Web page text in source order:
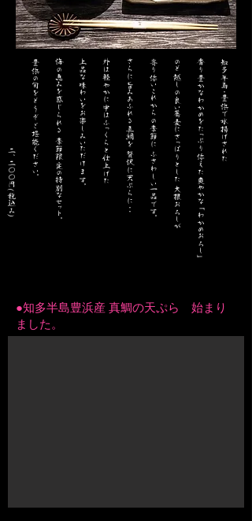
知多半島・豊浜で水揚げされた
香り豊かなわかめをたっぷり添えた爽やかな「わかめおろし」
のど越しの良い蕎麦にさっぱりとした 大根おろしが
寄り添いこれからの季節に ふさわしい一品です。
さらに旨みあふれる真鯛を 贅沢に天ぷらに・・
外は軽やかに中はふっくらと仕上げた
上品な味わいをお楽しみいただけます。
海の恵みを感じられる 季節限定の特別なセット。
豊浜の旬をどうぞご堪能ください。
二、二〇〇円(税込み)
●知多半島豊浜産 真鯛の天ぷら 始まり
ました。